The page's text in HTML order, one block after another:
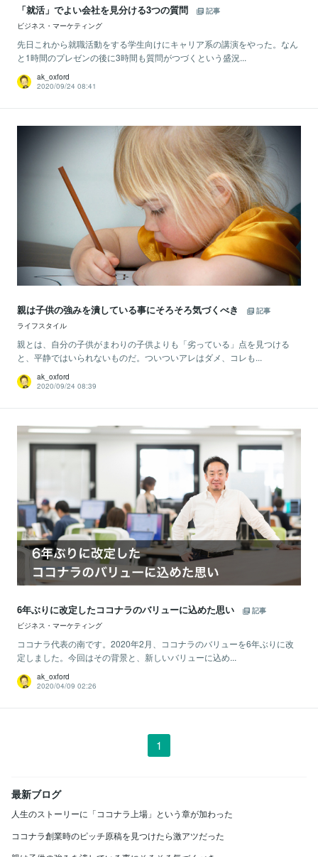
「就活」でよい会社を見分ける3つの質問
記事
ビジネス・マーケティング
先日これから就職活動をする学生向けにキャリア系の講演をやった。なん
と1時間のプレゼンの後に3時間も質問がつづくという盛況...
ak_oxford
2020/09/24 08:41
親は子供の強みを潰している事にそろそろ気づくべき
記事
ライフスタイル
親とは、自分の子供がまわりの子供よりも「劣っている」点を見つける
と、平静ではいられないものだ。ついついアレはダメ、コレも...
ak_oxford
2020/09/24 08:39
6年ぶりに改定したココナラのバリューに込めた思い
記事
ビジネス・マーケティング
ココナラ代表の南です。2020年2月、ココナラのバリューを6年ぶりに改
定しました。今回はその背景と、新しいバリューに込め...
ak_oxford
2020/04/09 02:26
1
最新ブログ
人生のストーリーに「ココナラ上場」という章が加わった
ココナラ創業時のピッチ原稿を見つけたら激アツだった